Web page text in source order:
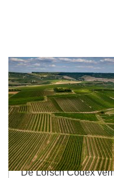
Welgesheimer
Wandelen,
tuin. De naam van
van Welgesheim of
De Lorsch Codex